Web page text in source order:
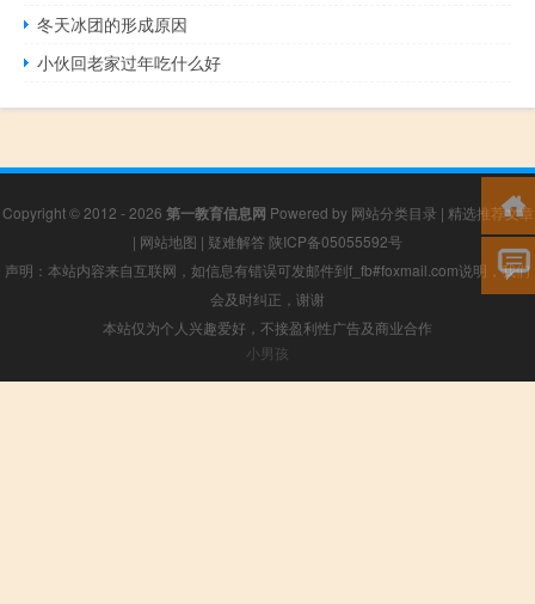
冬天冰团的形成原因
小伙回老家过年吃什么好
Copyright © 2012 - 2026 第一教育信息网 Powered by 网站分类目录 | 精选推荐文章
| 网站地图 | 疑难解答 陕ICP备05055592号
声明：本站内容来自互联网，如信息有错误可发邮件到f_fb#foxmail.com说明，我们
会及时纠正，谢谢
本站仅为个人兴趣爱好，不接盈利性广告及商业合作
小男孩